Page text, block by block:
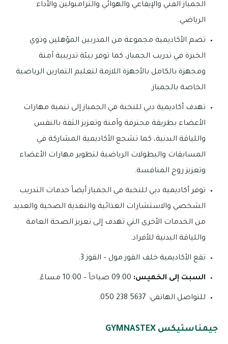
الجمباز الفني والإيقاعي والهوائي والترامبولين والأداء
الرياضي.
تضم الأكاديمية مجموعة من المدربين المؤهلين وذوي
الخبرة في تدريب الجمباز، كما توفر بيئة تدريبية آمنة
ومجهزة بالكامل بالأجهزة اللازمة لتعليم التمارين الرياضية
الخاصة بالجمباز.
تهدف أكاديمية دبي للنخبة في الجمباز إلى تنمية مهارات
الأعضاء بطريقة محترفة وآمنة وتعزيز الثقة بالنفس
واللياقة البدنية، كما تشجع الأكاديمية المشاركة في
المسابقات والبطولات الرياضية لتطوير مهارات الأعضاء
وتعزيز روح المنافسة.
توفر أكاديمية دبي للنخبة في الجمباز أيضاً خدمات التدريب
الشخصي والاستشارات الغذائية والتغذية الصحية والعديد
من الخدمات الأخرى التي تهدف إلى تعزيز الصحة العامة
واللياقة البدنية للأفراد.
تقع الأكاديمية خلف القوز مول – القوز 3.
السبت إلى الخميس: 09:00 صباحاً – 10:00 مساءً.
للتواصل الهاتفي: 5637 238 050.
جيمناستيكس GYMNASTEX